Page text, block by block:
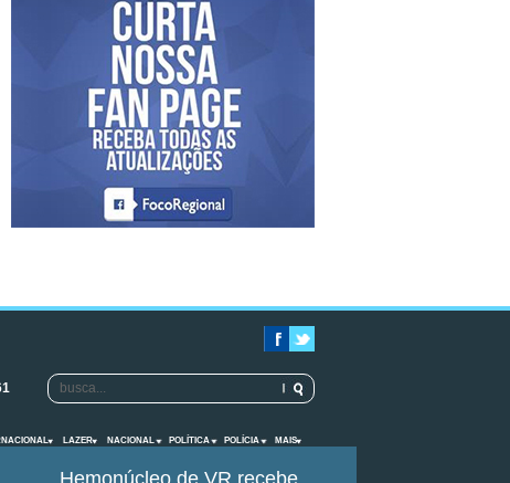
Hemonúcleo de VR recebe
LAZER NACIONAL POLÍTICA POLÍCIA MAIS